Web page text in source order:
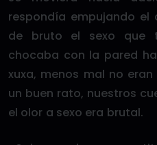
respondía empujando
de bruto el sexo que
chocaba con la pared
xuxa, menos mal no
un buen rato, nuestros
el olor a sexo era brutal.